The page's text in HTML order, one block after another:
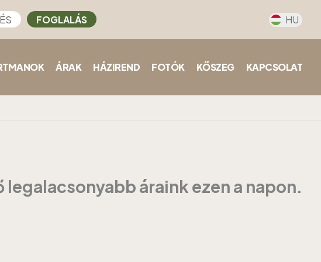
FOGLALÁS HU
ÁRAK HÁZIREND FOTÓK KŐSZEG KAPCSOLAT
legalacsonyabb áraink ezen a napon.